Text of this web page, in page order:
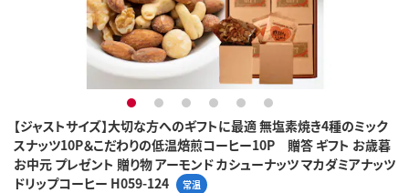
【ジャストサイズ】大切な方へのギフトに最適 無塩素焼き4種のミック
スナッツ10P＆こだわりの低温焙煎コーヒー10P 贈答 ギフト お歳暮
お中元 プレゼント 贈り物 アーモンド カシューナッツ マカダミアナッツ
ドリップコーヒー H059-124
常温
1 2 3 4 5 6